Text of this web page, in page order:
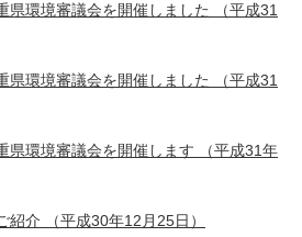
県環境審議会を開催しました
（平成31
県環境審議会を開催しました
（平成31
県環境審議会を開催します （平成31年
紹介 （平成30年12月25日）